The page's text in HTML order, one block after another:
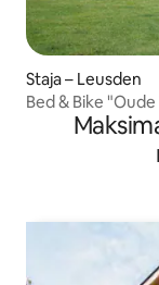
Staja – Leusden
Bed & Bike